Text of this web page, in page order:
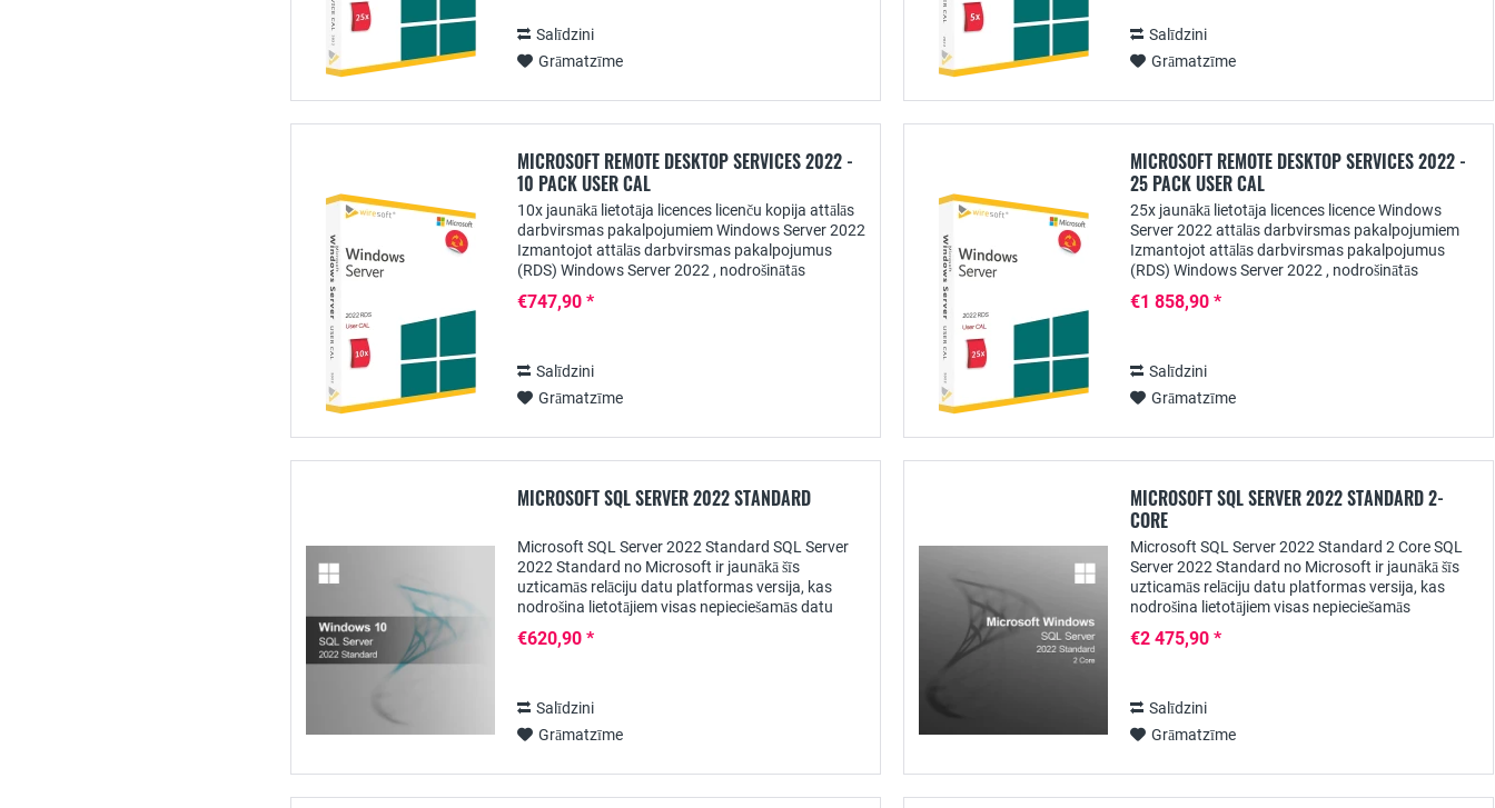
Salīdzini
Grāmatzīme
Salīdzini
Grāmatzīme
MICROSOFT REMOTE DESKTOP SERVICES 2022 -
10 PACK USER CAL
10x jaunākā lietotāja licences licenču kopija attālās
darbvirsmas pakalpojumiem Windows Server 2022
Izmantojot attālās darbvirsmas pakalpojumus
(RDS) Windows Server 2022 , nodrošinātās
€747,90 *
Salīdzini
Grāmatzīme
MICROSOFT REMOTE DESKTOP SERVICES 2022 -
25 PACK USER CAL
25x jaunākā lietotāja licences licence Windows
Server 2022 attālās darbvirsmas pakalpojumiem
Izmantojot attālās darbvirsmas pakalpojumus
(RDS) Windows Server 2022 , nodrošinātās
pieejamas...
€1 858,90 *
Salīdzini
Grāmatzīme
MICROSOFT SQL SERVER 2022 STANDARD
Microsoft SQL Server 2022 Standard SQL Server
2022 Standard no Microsoft ir jaunākā šīs
uzticamās relāciju datu platformas versija, kas
nodrošina lietotājiem visas nepieciešamās datu
funkcijas,...
€620,90 *
Salīdzini
Grāmatzīme
MICROSOFT SQL SERVER 2022 STANDARD 2-
CORE
Microsoft SQL Server 2022 Standard 2 Core SQL
Server 2022 Standard no Microsoft ir jaunākā šīs
uzticamās relāciju datu platformas versija, kas
nodrošina lietotājiem visas nepieciešamās
€2 475,90 *
Salīdzini
Grāmatzīme